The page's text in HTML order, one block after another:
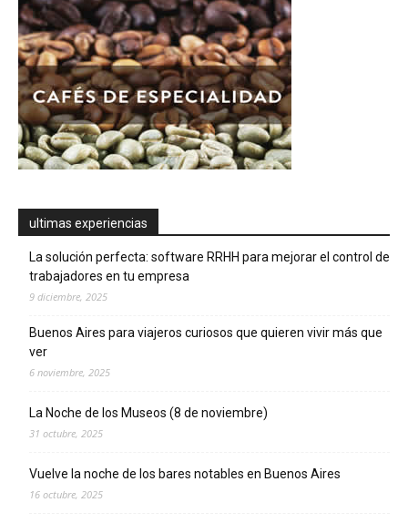
ultimas experiencias
La solución perfecta: software RRHH para mejorar el control de
trabajadores en tu empresa
9 diciembre, 2025
Buenos Aires para viajeros curiosos que quieren vivir más que
ver
6 noviembre, 2025
La Noche de los Museos (8 de noviembre)
31 octubre, 2025
Vuelve la noche de los bares notables en Buenos Aires
16 octubre, 2025